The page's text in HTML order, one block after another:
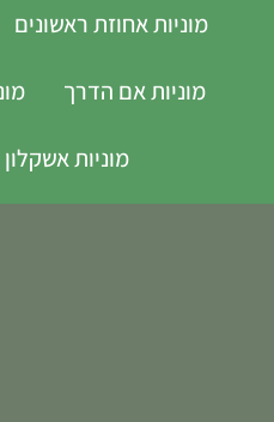
מוניות אחוזת ראשונים
מוניות אם הדרך
מוניות